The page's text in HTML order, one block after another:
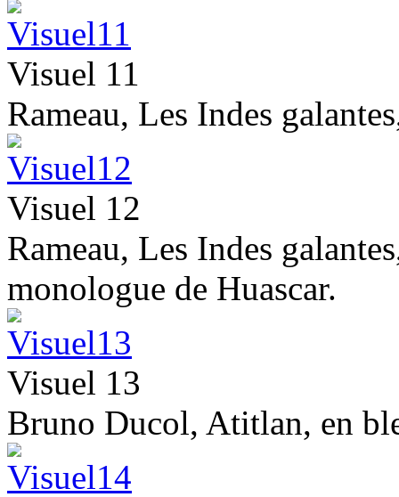
Visuel 11
Rameau, Les Indes
Visuel 12
Rameau, Les Indes
monologue de Huascar.
Visuel 13
Bruno Ducol, Atitlan, en